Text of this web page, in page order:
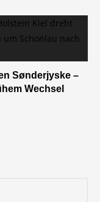
Sønderjyske –
Wechsel